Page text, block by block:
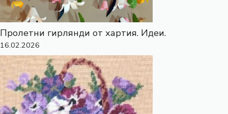
Пролетни гирлянди от хартия. Идеи.
16.02.2026